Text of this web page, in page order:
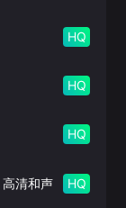
HQ
HQ
HQ
清和声 HQ